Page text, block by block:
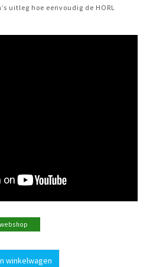
uitleg hoe eenvoudig de HORL
winkelwagen